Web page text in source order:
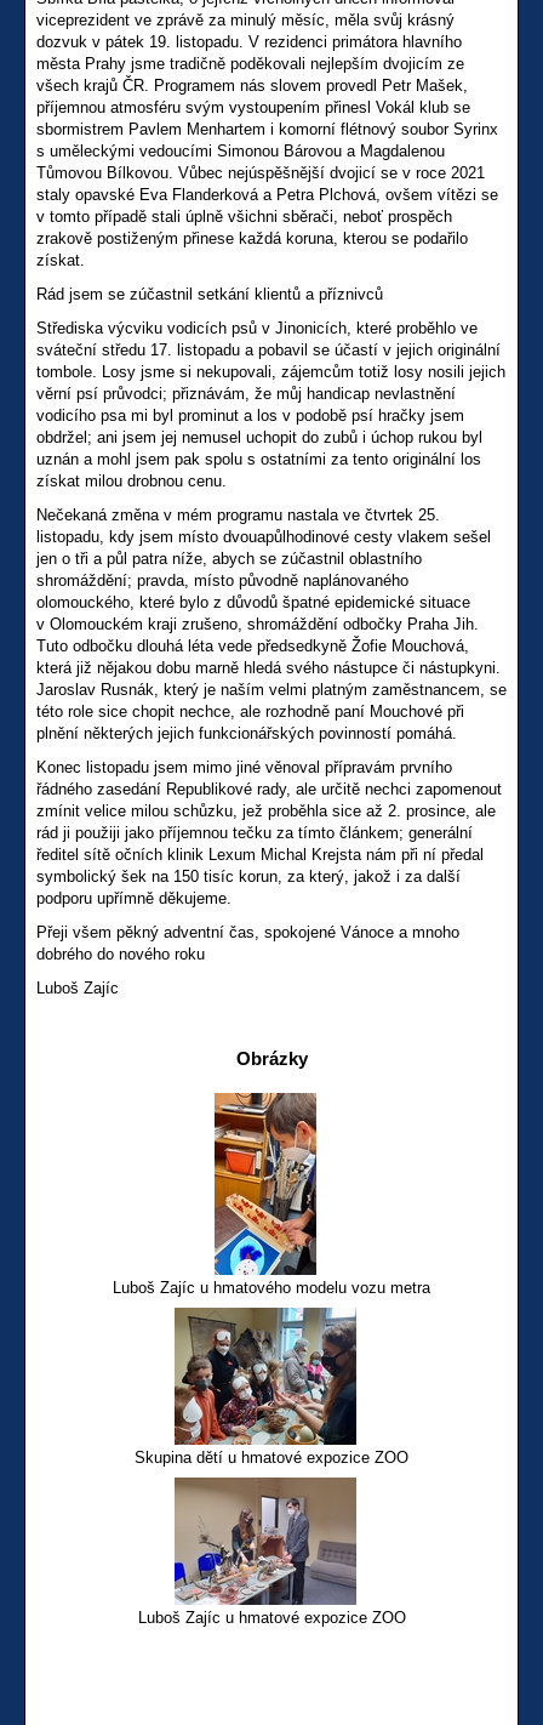
viceprezident ve zprávě za minulý měsíc, měla svůj krásný
dozvuk v pátek 19. listopadu. V rezidenci primátora hlavního
města Prahy jsme tradičně poděkovali nejlepším dvojicím ze
všech krajů ČR. Programem nás slovem provedl Petr Mašek,
příjemnou atmosféru svým vystoupením přinesl Vokál klub se
sbormistrem Pavlem Menhartem i komorní flétnový soubor Syrinx
s uměleckými vedoucími Simonou Bárovou a Magdalenou
Tůmovou Bílkovou. Vůbec nejúspěšnější dvojicí se v roce 2021
staly opavské Eva Flanderková a Petra Plchová, ovšem vítězi se
v tomto případě stali úplně všichni sběrači, neboť prospěch
zrakově postiženým přinese každá koruna, kterou se podařilo
získat.
Rád jsem se zúčastnil setkání klientů a příznivců
Střediska výcviku vodicích psů v Jinonicích, které proběhlo ve
sváteční středu 17. listopadu a pobavil se účastí v jejich originální
tombole. Losy jsme si nekupovali, zájemcům totiž losy nosili jejich
věrní psí průvodci; přiznávám, že můj handicap nevlastnění
vodicího psa mi byl prominut a los v podobě psí hračky jsem
obdržel; ani jsem jej nemusel uchopit do zubů i úchop rukou byl
uznán a mohl jsem pak spolu s ostatními za tento originální los
získat milou drobnou cenu.
Nečekaná změna v mém programu nastala ve čtvrtek 25.
listopadu, kdy jsem místo dvouapůlhodinové cesty vlakem sešel
jen o tři a půl patra níže, abych se zúčastnil oblastního
shromáždění; pravda, místo původně naplánovaného
olomouckého, které bylo z důvodů špatné epidemické situace
v Olomouckém kraji zrušeno, shromáždění odbočky Praha Jih.
Tuto odbočku dlouhá léta vede předsedkyně Žofie Mouchová,
která již nějakou dobu marně hledá svého nástupce či nástupkyni.
Jaroslav Rusnák, který je naším velmi platným zaměstnancem, se
této role sice chopit nechce, ale rozhodně paní Mouchové při
plnění některých jejich funkcionářských povinností pomáhá.
Konec listopadu jsem mimo jiné věnoval přípravám prvního
řádného zasedání Republikové rady, ale určitě nechci zapomenout
zmínit velice milou schůzku, jež proběhla sice až 2. prosince, ale
rád ji použiji jako příjemnou tečku za tímto článkem; generální
ředitel sítě očních klinik Lexum Michal Krejsta nám při ní předal
symbolický šek na 150 tisíc korun, za který, jakož i za další
podporu upřímně děkujeme.
Přeji všem pěkný adventní čas, spokojené Vánoce a mnoho
dobrého do nového roku
Luboš Zajíc
Obrázky
Luboš Zajíc u hmatového modelu vozu metra
Skupina dětí u hmatové expozice ZOO
Luboš Zajíc u hmatové expozice ZOO